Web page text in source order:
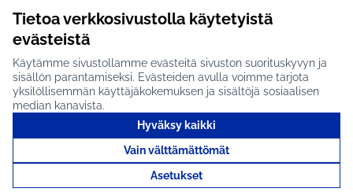
Tietoa verkkosivustolla käytetyistä
evästeistä
Käytämme sivustollamme evästeitä sivuston suorituskyvyn ja
sisällön parantamiseksi. Evästeiden avulla voimme tarjota
yksilöllisemmän käyttäjäkokemuksen ja sisältöjä sosiaalisen
median kanavista.
Hyväksy kaikki
Vain välttämättömät
Asetukset
Ohjeet kirjautumiseen
Ohjeet kommentin jättämiseen
Creative Commons -lisenssi
(Ulkoinen linkki)Verkkosivusto luotuvapaan ohjelmiston
Tuusulan osallistumisalusta X-palvelussa
(Ulkoinen linkki)